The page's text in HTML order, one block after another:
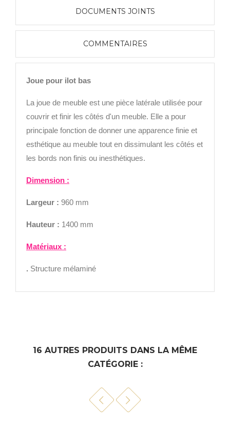
DOCUMENTS JOINTS
COMMENTAIRES
Joue pour ilot bas
La joue de meuble est une pièce latérale utilisée pour
couvrir et finir les côtés d'un meuble. Elle a pour
principale fonction de donner une apparence finie et
esthétique au meuble tout en dissimulant les côtés et
les bords non finis ou inesthétiques.
Dimension :
Largeur : 960 mm
Hauteur : 1400 mm
Matériaux :
. Structure mélaminé
16 AUTRES PRODUITS DANS LA MÊME
CATÉGORIE :